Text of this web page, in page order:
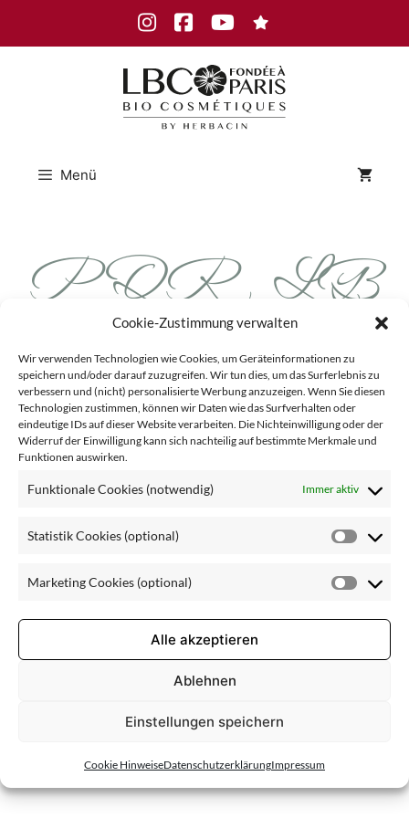
Cookie-Zustimmung verwalten
Wir verwenden Technologien wie Cookies, um Geräteinformationen zu
speichern und/oder darauf zuzugreifen. Wir tun dies, um das Surferlebnis zu
verbessern und (nicht) personalisierte Werbung anzuzeigen. Wenn Sie diesen
Technologien zustimmen, können wir Daten wie das Surfverhalten oder
eindeutige IDs auf dieser Website verarbeiten. Die Nichteinwilligung oder der
Widerruf der Einwilligung kann sich nachteilig auf bestimmte Merkmale und
Funktionen auswirken.
Funktionale Cookies (notwendig) Immer aktiv
Statistik Cookies (optional)
Marketing Cookies (optional)
Alle akzeptieren
Ablehnen
Einstellungen speichern
Cookie HinweiseDatenschutzerklärungImpressum
InstagramFacebookYoutube
Menü
PQR_LB
C_Tiegel_
Feuchtigkeit
screme